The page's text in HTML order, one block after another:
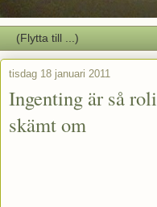
tisdag 18 januari 2011
Ingenting är så
skämt om